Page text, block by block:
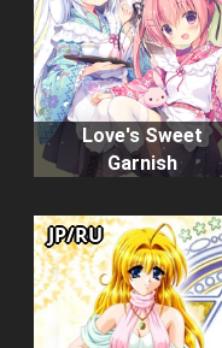
Love's Sweet
Garnish
JP/RU